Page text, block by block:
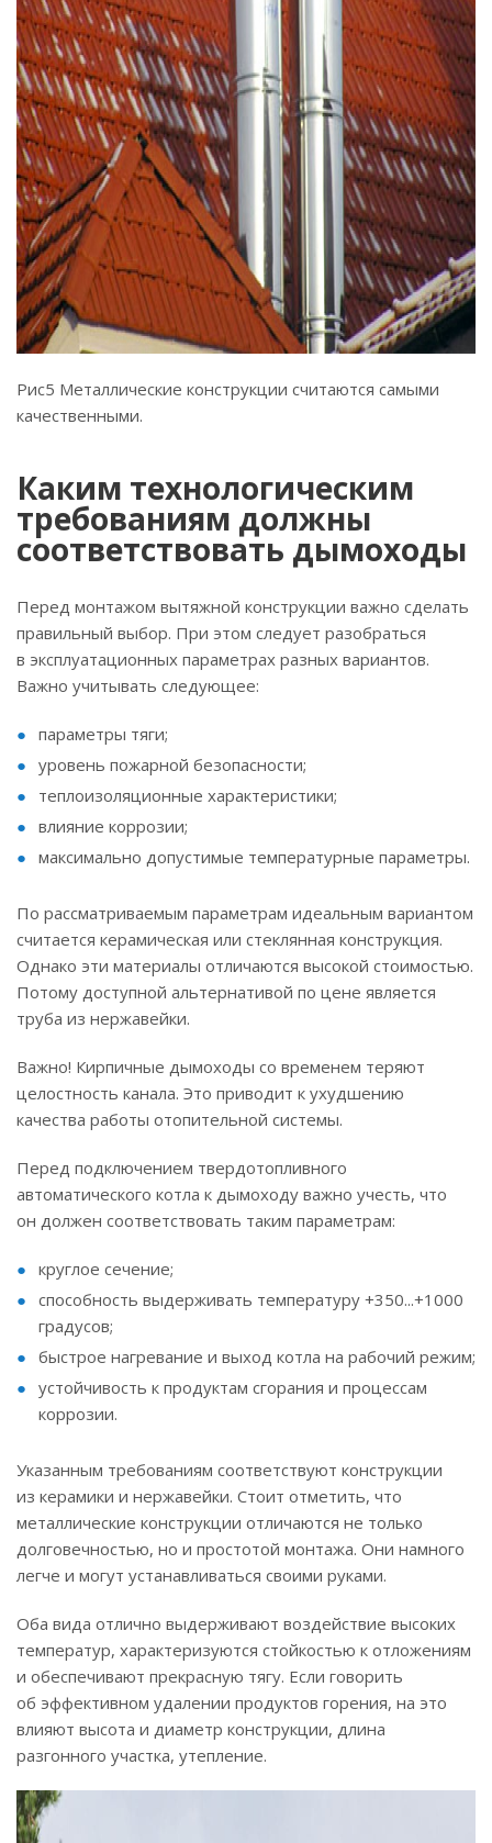
Рис5 Металлические конструкции считаются самыми
качественными.
Каким технологическим
требованиям должны
соответствовать дымоходы
Перед монтажом вытяжной конструкции важно сделать
правильный выбор. При этом следует разобраться
в эксплуатационных параметрах разных вариантов.
Важно учитывать следующее:
параметры тяги;
уровень пожарной безопасности;
теплоизоляционные характеристики;
влияние коррозии;
максимально допустимые температурные параметры.
По рассматриваемым параметрам идеальным вариантом
считается керамическая или стеклянная конструкция.
Однако эти материалы отличаются высокой стоимостью.
Потому доступной альтернативой по цене является
труба из нержавейки.
Важно! Кирпичные дымоходы со временем теряют
целостность канала. Это приводит к ухудшению
качества работы отопительной системы.
Перед подключением твердотопливного
автоматического котла к дымоходу важно учесть, что
он должен соответствовать таким параметрам:
круглое сечение;
способность выдерживать температуру +350...+1000
градусов;
быстрое нагревание и выход котла на рабочий режим;
устойчивость к продуктам сгорания и процессам
коррозии.
Указанным требованиям соответствуют конструкции
из керамики и нержавейки. Стоит отметить, что
металлические конструкции отличаются не только
долговечностью, но и простотой монтажа. Они намного
легче и могут устанавливаться своими руками.
Оба вида отлично выдерживают воздействие высоких
температур, характеризуются стойкостью к отложениям
и обеспечивают прекрасную тягу. Если говорить
об эффективном удалении продуктов горения, на это
влияют высота и диаметр конструкции, длина
разгонного участка, утепление.